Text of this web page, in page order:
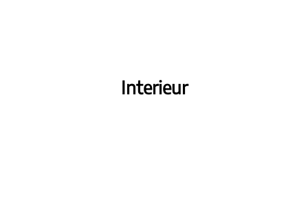
Interieur